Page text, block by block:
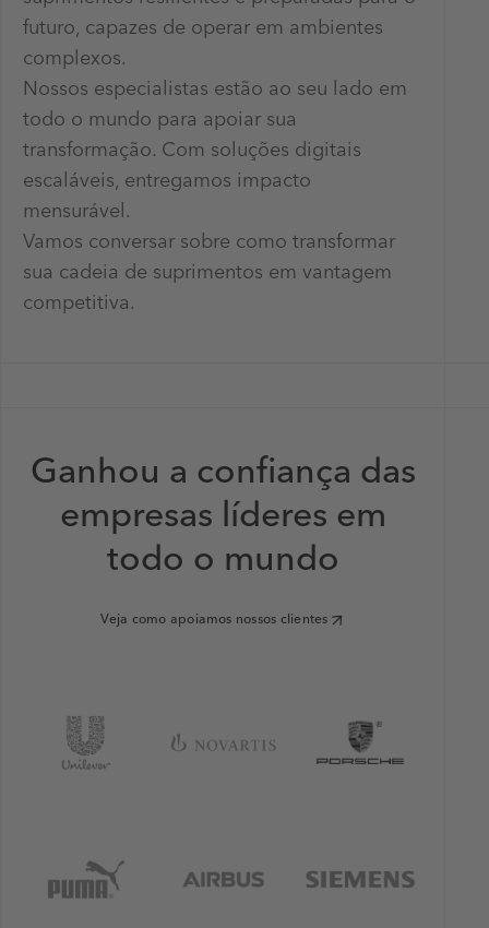
futuro, capazes de operar em ambientes
complexos.
Nossos especialistas estão ao seu lado em
todo o mundo para apoiar sua
transformação. Com soluções digitais
escaláveis, entregamos impacto
mensurável.
Vamos conversar sobre como transformar
sua cadeia de suprimentos em vantagem
competitiva.
Ganhou a confiança das
empresas líderes em
todo o mundo
Veja como apoiamos nossos clientes